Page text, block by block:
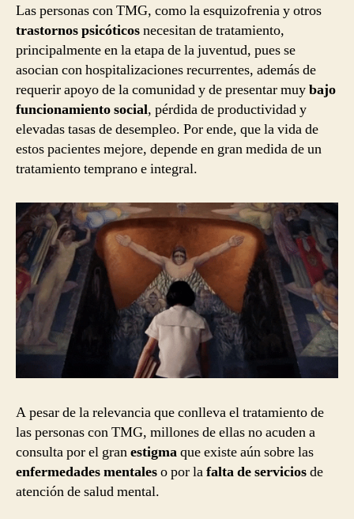
Las personas con TMG, como la esquizofrenia y otros
trastornos psicóticosnecesitan de tratamiento,
principalmente en la etapa de la juventud, pues se
asocian con hospitalizaciones recurrentes, además de
requerir apoyo de la comunidad y de presentar muybajo
funcionamiento social, pérdida de productividad y
elevadas tasas de desempleo. Por ende, que la vida de
estos pacientes mejore, depende en gran medida de un
tratamiento temprano e integral.
A pesar de la relevancia que conlleva el tratamiento de
las personas con TMG, millones de ellas no acuden a
consulta por el granestigmaque existe aún sobre las
enfermedades mentaleso por lafalta de serviciosde
atención de salud mental.